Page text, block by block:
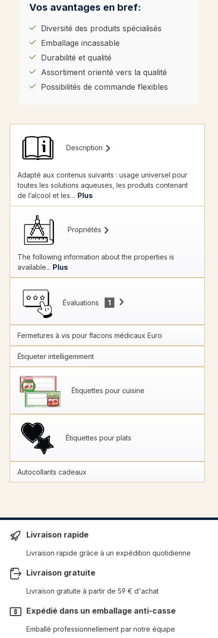
Vos avantages en bref:
Diversité des produits spécialisés
Emballage incassable
Durabilité et qualité
Assortiment orienté vers la qualité
Possibilités de commande flexibles
Description
Adapté aux contenus suivants : usage universel pour
toutes les solutions aqueuses, les produits contenant
de l’alcool et les… Plus
Propriétés
The following information about the properties is
available... Plus
Évaluations 1
Fermetures à vis pour flacons médicaux Euro
Étiqueter intelligemment
Étiquettes pour cuisine
Étiquettes pour plats
Autocollants cadeaux
Livraison rapide
Livraison rapide grâce à un expédition quotidienne
Livraison gratuite
Livraison gratuite à partir de 59 € d'achat
Expédié dans un emballage anti-casse
Emballé professionnellement par notre équipe